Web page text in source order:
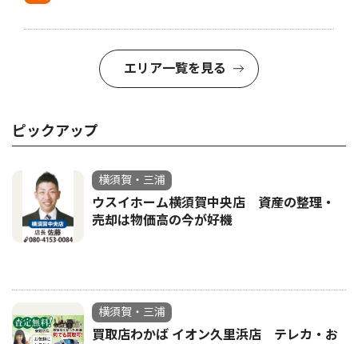
エリア一覧を見る
ピックアップ
横須賀・三浦
ウスイホーム横須賀中央店 資産の整理・
売却は物価高の今が好機
横須賀・三浦
買取店わかば イオン久里浜店 テレカ・お